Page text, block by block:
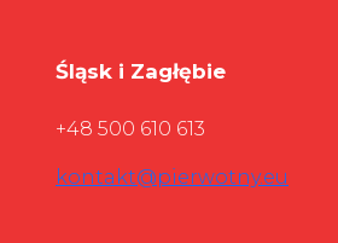
Śląsk i Zagłębie
+48 500 610 613
kontakt@pierwotny.eu